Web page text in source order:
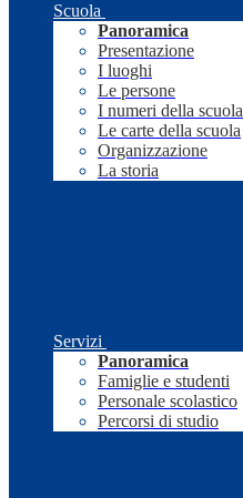
Scuola
Panoramica
Presentazione
I luoghi
Le persone
I numeri della scuola
Le carte della scuola
Organizzazione
La storia
Servizi
Panoramica
Famiglie e studenti
Personale scolastico
Percorsi di studio